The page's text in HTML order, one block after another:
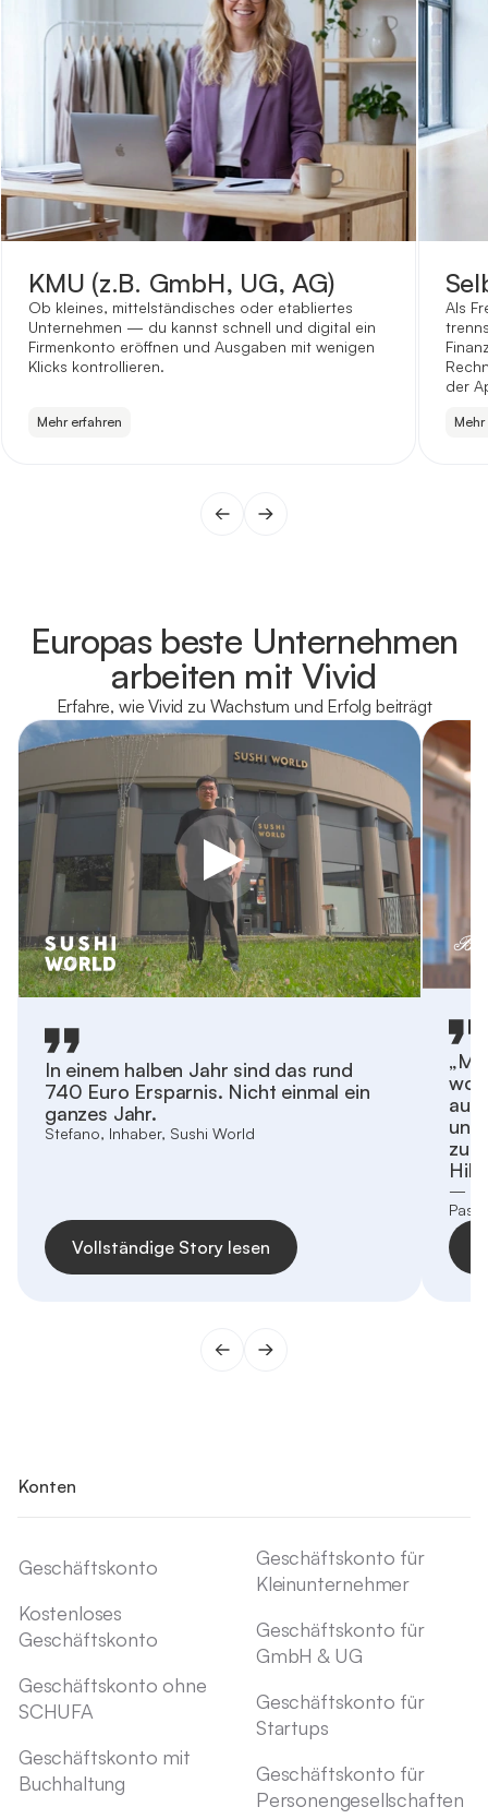
KMU (z.B. GmbH, UG, AG)
Ob kleines, mittelständisches oder etabliertes
Unternehmen — du kannst schnell und digital ein
Firmenkonto eröffnen und Ausgaben mit wenigen
Klicks kontrollieren.
Mehr erfahren
Als
der
Mehr
Europas beste Unternehmen
arbeiten mit Vivid
Erfahre, wie Vivid zu Wachstum und Erfolg beiträgt
In einem halben Jahr sind das rund
740 Euro Ersparnis. Nicht einmal ein
ganzes Jahr.
Stefano, Inhaber, Sushi World
Vollständige Story lesen
und
zu
—
Konten
Geschäftskonto
Kostenloses
Geschäftskonto
Geschäftskonto ohne
SCHUFA
Geschäftskonto mit
Buchhaltung
Geschäftskonto für
Kleinunternehmer
Geschäftskonto für
GmbH & UG
Geschäftskonto für
Startups
Geschäftskonto für
Personengesellschaften